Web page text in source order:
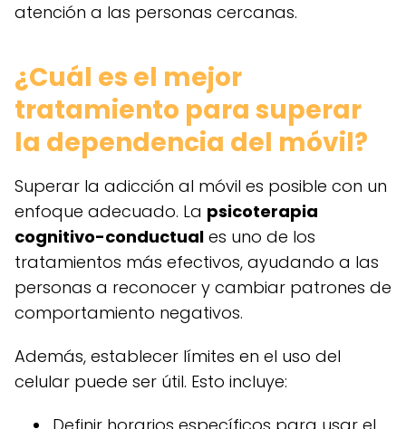
atención a las personas cercanas.
¿Cuál es el mejor
tratamiento para superar
la dependencia del móvil?
Superar la adicción al móvil es posible con un
enfoque adecuado. La psicoterapia
cognitivo-conductual es uno de los
tratamientos más efectivos, ayudando a las
personas a reconocer y cambiar patrones de
comportamiento negativos.
Además, establecer límites en el uso del
celular puede ser útil. Esto incluye: